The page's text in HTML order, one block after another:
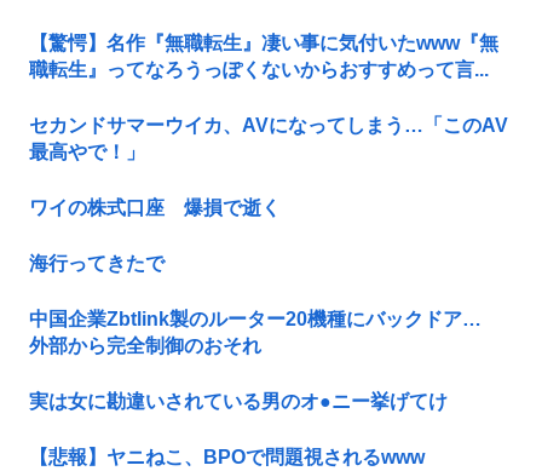
【驚愕】名作『無職転生』凄い事に気付いたwww『無
職転生』ってなろうっぽくないからおすすめって言...
セカンドサマーウイカ、AVになってしまう…「このAV
最高やで！」
ワイの株式口座 爆損で逝く
海行ってきたで
中国企業Zbtlink製のルーター20機種にバックドア…
外部から完全制御のおそれ
実は女に勘違いされている男のオ●ニー挙げてけ
【悲報】ヤニねこ、BPOで問題視されるwww